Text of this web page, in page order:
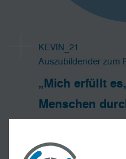
KEVIN_21
Auszubildender zum
„Mich erfüllt
Menschen